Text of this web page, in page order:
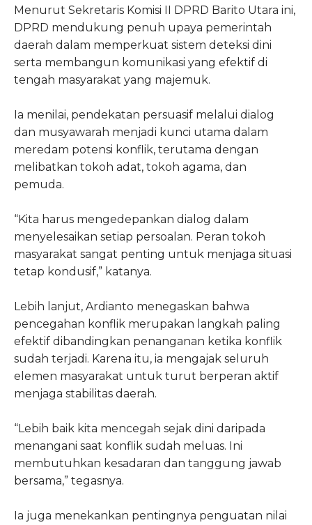
Menurut Sekretaris Komisi II DPRD Barito Utara ini,
DPRD mendukung penuh upaya pemerintah
daerah dalam memperkuat sistem deteksi dini
serta membangun komunikasi yang efektif di
tengah masyarakat yang majemuk.
Ia menilai, pendekatan persuasif melalui dialog
dan musyawarah menjadi kunci utama dalam
meredam potensi konflik, terutama dengan
melibatkan tokoh adat, tokoh agama, dan
pemuda.
“Kita harus mengedepankan dialog dalam
menyelesaikan setiap persoalan. Peran tokoh
masyarakat sangat penting untuk menjaga situasi
tetap kondusif,” katanya.
Lebih lanjut, Ardianto menegaskan bahwa
pencegahan konflik merupakan langkah paling
efektif dibandingkan penanganan ketika konflik
sudah terjadi. Karena itu, ia mengajak seluruh
elemen masyarakat untuk turut berperan aktif
menjaga stabilitas daerah.
“Lebih baik kita mencegah sejak dini daripada
menangani saat konflik sudah meluas. Ini
membutuhkan kesadaran dan tanggung jawab
bersama,” tegasnya.
Ia juga menekankan pentingnya penguatan nilai